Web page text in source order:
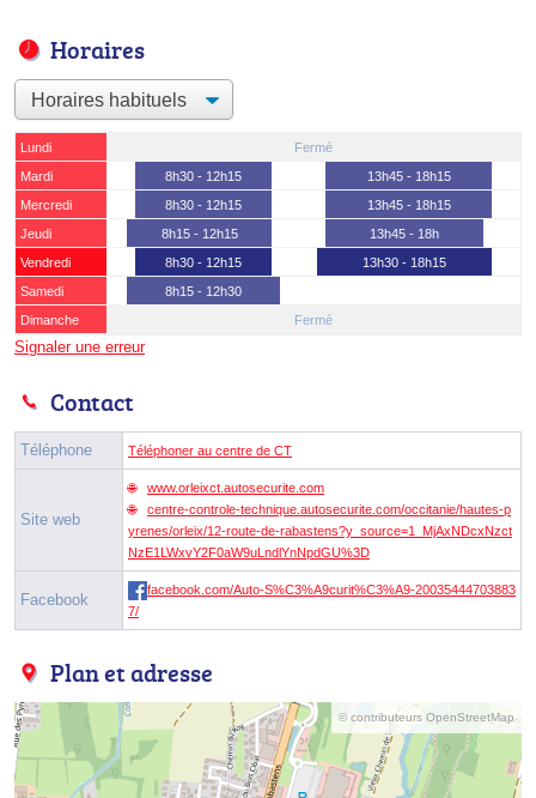
Horaires
Lundi
Fermé
Mardi
8h30 - 12h15
13h45 - 18h15
Mercredi
8h30 - 12h15
13h45 - 18h15
Jeudi
8h15 - 12h15
13h45 - 18h
Vendredi
8h30 - 12h15
13h30 - 18h15
Samedi
8h15 - 12h30
Dimanche
Fermé
Signaler une erreur
Contact
Téléphone Téléphoner au centre de CT
Site web
www.orleixct.autosecurite.com
centre-controle-technique.autosecurite.com/occitanie/hautes-p
yrenes/orleix/12-route-de-rabastens?y_source=1_MjAxNDcxNzct
NzE1LWxvY2F0aW9uLndlYnNpdGU%3D
Facebook
facebook.com/Auto-S%C3%A9curit%C3%A9-20035444703883
7/
Plan et adresse
© contributeurs OpenStreetMap